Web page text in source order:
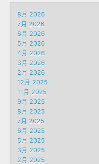
8月 2026
7月 2026
6月 2026
5月 2026
4月 2026
3月 2026
2月 2026
12月 2025
11月 2025
9月 2025
8月 2025
7月 2025
6月 2025
5月 2025
3月 2025
2月 2025